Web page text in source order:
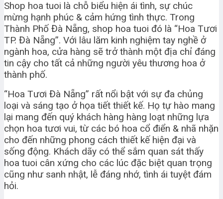
Shop hoa tuoi là chỗ biểu hiện ái tình, sự chúc
mừng hạnh phúc & cảm hứng tình thực. Trong
Thành Phố Đà Nẵng, shop hoa tuoi đó là “Hoa Tươi
TP. Đà Nẵng”. Với lâu lăm kinh nghiệm tay nghề ở
ngành hoa, cửa hàng sẽ trở thành một địa chỉ đáng
tin cậy cho tất cả những người yêu thương hoa ở
thành phố.
“Hoa Tươi Đà Nẵng” rất nổi bật với sự đa chủng
loại và sáng tạo ở họa tiết thiết kế. Họ tự hào mang
lại mang đến quý khách hàng hàng loạt những lựa
chọn hoa tươi vui, từ các bó hoa cổ điển & nhã nhặn
cho đến những phong cách thiết kế hiện đại và
sống động. Khách dãy có thể sắm quan sát thấy
hoa tuoi cân xứng cho các lúc đặc biệt quan trọng
cũng như sanh nhật, lễ đáng nhớ, tình ái tuyệt đám
hỏi.